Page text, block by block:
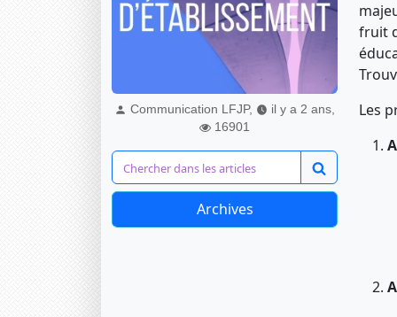
Communication LFJP,
il y a 2 ans,
16901
Archives
fruit
Les